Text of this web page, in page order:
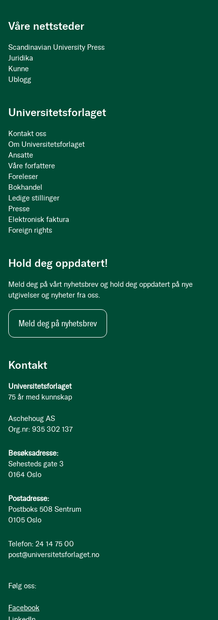
Kontakt
Universitetsforlaget
75 år med kunnskap
Aschehoug AS
Org.nr: 935 302 137
Besøksadresse:
Sehesteds gate 3
0164 Oslo
Postadresse:
Postboks 508 Sentrum
0105 Oslo
Telefon: 24 14 75 00
post@universitetsforlaget.no
Følg oss:
Facebook
Våre nettsteder
Scandinavian University Press
Juridika
Kunne
Ublogg
Universitetsforlaget
Kontakt oss
Om Universitetsforlaget
Ansatte
Våre forfattere
Foreleser
Bokhandel
Ledige stillinger
Presse
Elektronisk faktura
Foreign rights
Hold deg oppdatert!
Meld deg på vårt nyhetsbrev og hold deg oppdatert på nye
utgivelser og nyheter fra oss.
Meld deg på nyhetsbrev